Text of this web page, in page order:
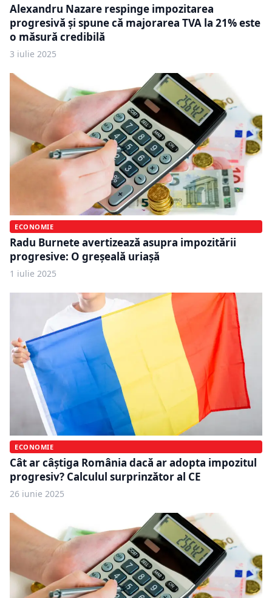
Alexandru Nazare respinge impozitarea
progresivă și spune că majorarea TVA la 21% este
o măsură credibilă
3 iulie 2025
ECONOMIE
Radu Burnete avertizează asupra impozitării
progresive: O greșeală uriașă
1 iulie 2025
ECONOMIE
Cât ar câștiga România dacă ar adopta impozitul
progresiv? Calculul surprinzător al CE
26 iunie 2025